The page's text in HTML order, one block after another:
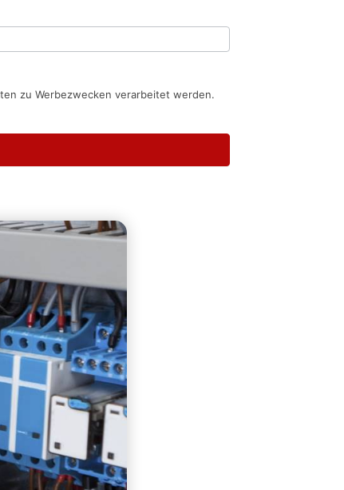
zu Werbezwecken verarbeitet werden.